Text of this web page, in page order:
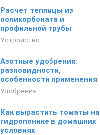
Расчет теплицы из
поликорбоната и
профильной трубы
Устройство
Азотные удобрения:
разновидности,
особенности применения
Удобрения
Как вырастить томаты на
гидропонике в домашних
условиях